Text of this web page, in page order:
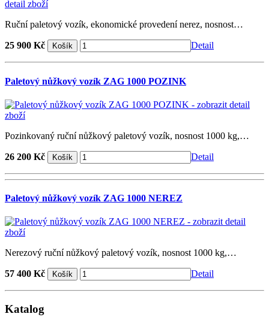
Ruční paletový vozík, ekonomické provedení nerez, nosnost…
25 900 Kč Detail
Paletový nůžkový vozík ZAG 1000 POZINK
Pozinkovaný ruční nůžkový paletový vozík, nosnost 1000 kg,…
26 200 Kč Detail
Paletový nůžkový vozík ZAG 1000 NEREZ
Nerezový ruční nůžkový paletový vozík, nosnost 1000 kg,…
57 400 Kč Detail
Katalog